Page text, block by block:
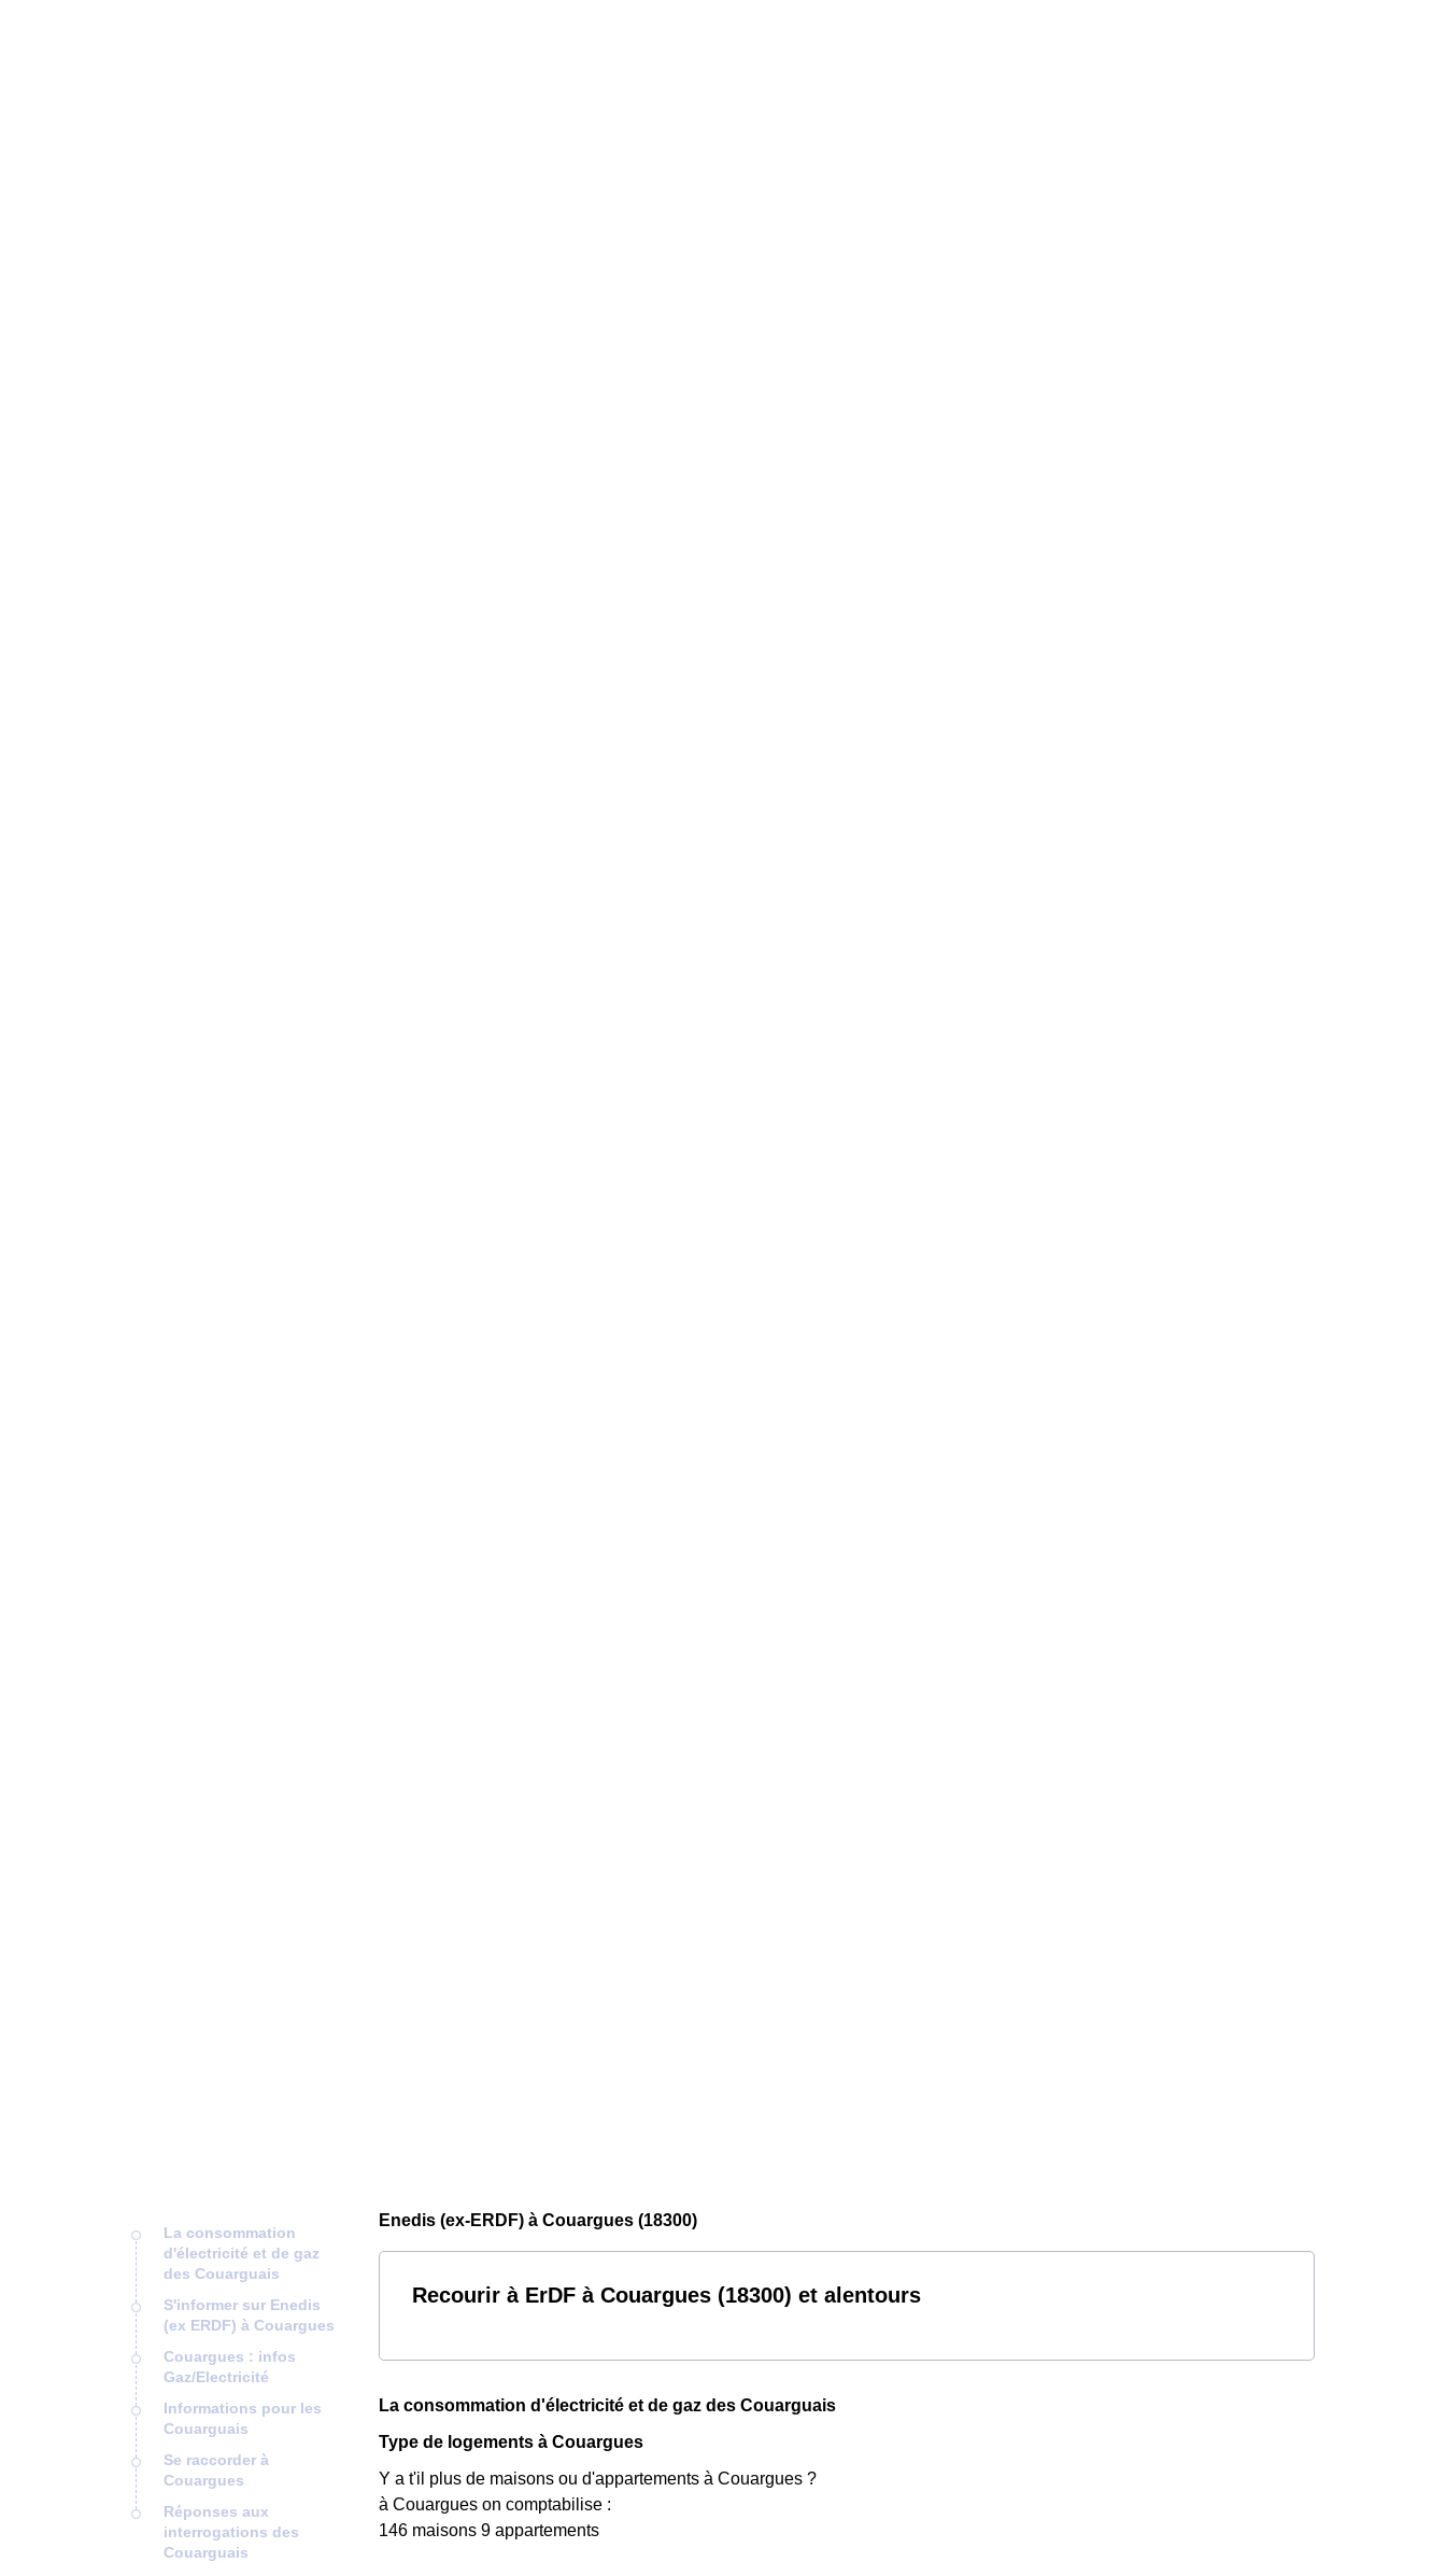
La consommation
d'électricité et de gaz
des Couarguais
S'informer sur Enedis
(ex ERDF) à Couargues
Couargues : infos
Gaz/Electricité
Informations pour les
Couarguais
Se raccorder à
Couargues
Réponses aux
interrogations des
Couarguais
Enedis (ex-ERDF) à Couargues (18300)
Recourir à ErDF à Couargues (18300) et alentours
La consommation d'électricité et de gaz des Couarguais
Type de logements à Couargues
Y a t'il plus de maisons ou d'appartements à Couargues ?
à Couargues on comptabilise :
146 maisons 9 appartements